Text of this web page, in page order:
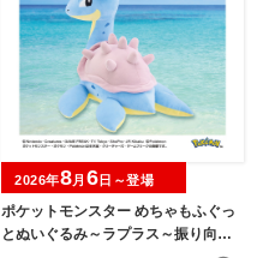
ポケットモンスター めちゃもふぐっ
とぬいぐるみ～ラプラス～振り向きv
2026年8月 6 日～登場